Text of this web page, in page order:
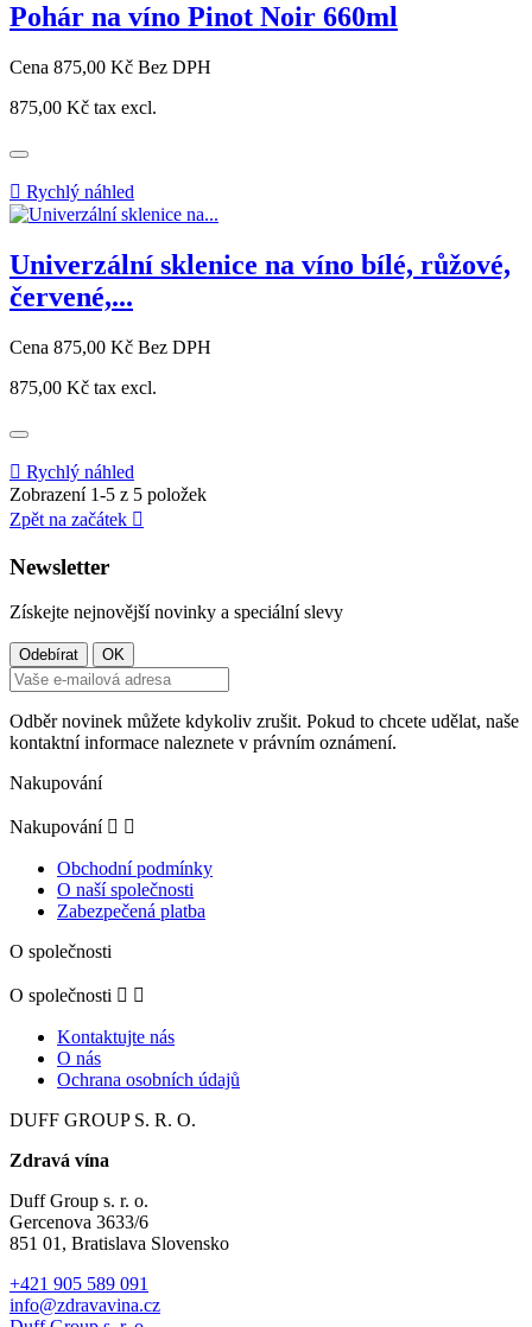
Pohár na víno Pinot Noir 660ml
Cena 875,00 Kč Bez DPH
875,00 Kč tax excl.
 Rychlý náhled
Univerzální sklenice na víno bílé, růžové,
červené,...
Cena 875,00 Kč Bez DPH
875,00 Kč tax excl.
 Rychlý náhled
Zobrazení 1-5 z 5 položek
Zpět na začátek 
Newsletter
Získejte nejnovější novinky a speciální slevy
Odběr novinek můžete kdykoliv zrušit. Pokud to chcete udělat, naše
kontaktní informace naleznete v právním oznámení.
Nakupování
Nakupování  
Obchodní podmínky
O naší společnosti
Zabezpečená platba
O společnosti
O společnosti  
Kontaktujte nás
O nás
Ochrana osobních údajů
DUFF GROUP S. R. O.
Zdravá vína
Duff Group s. r. o.
Gercenova 3633/6
851 01, Bratislava Slovensko
+421 905 589 091
info@zdravavina.cz